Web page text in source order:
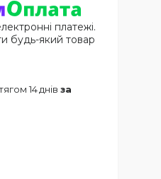
платежі.
будь-який товар
14 днів за